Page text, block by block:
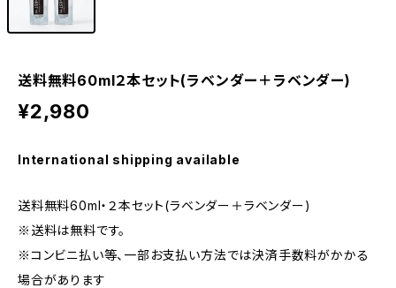
送料無料60ml２本セット(ラベンダー＋ラベンダー)
¥2,980
International shipping available
送料無料60ml・２本セット(ラベンダー＋ラベンダー)
※送料は無料です。
※コンビニ払い等、一部お支払い方法では決済手数料がかかる
場合があります